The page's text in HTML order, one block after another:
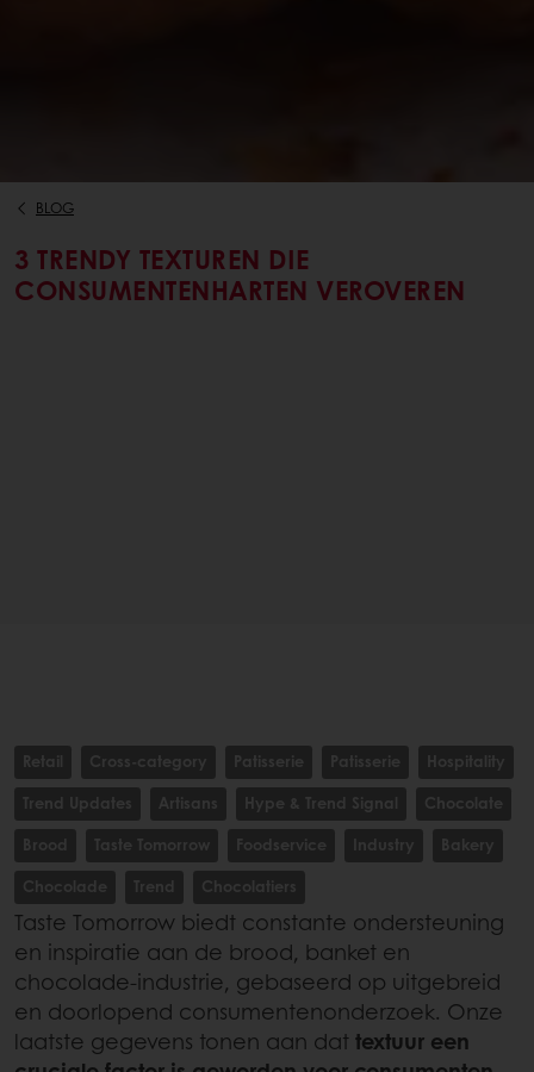
BLOG
3 TRENDY TEXTUREN DIE
CONSUMENTENHARTEN VEROVEREN
Retail Cross-category Patisserie Patisserie
Hospitality
Trend Updates
Artisans Hype & Trend Signal
Chocolate
Brood
Taste Tomorrow Foodservice Industry
Bakery
Chocolade
Trend Chocolatiers
Taste Tomorrow biedt constante ondersteuning
en inspiratie aan de brood, banket en
chocolade-industrie, gebaseerd op uitgebreid
en doorlopend consumentenonderzoek. Onze
laatste gegevens tonen aan dattextuur een